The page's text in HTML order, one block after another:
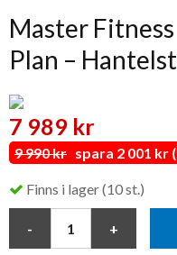
Master
Plan –
7 989 kr
9 990 kr spara 2 001 kr
Finns i lager (10 st.)